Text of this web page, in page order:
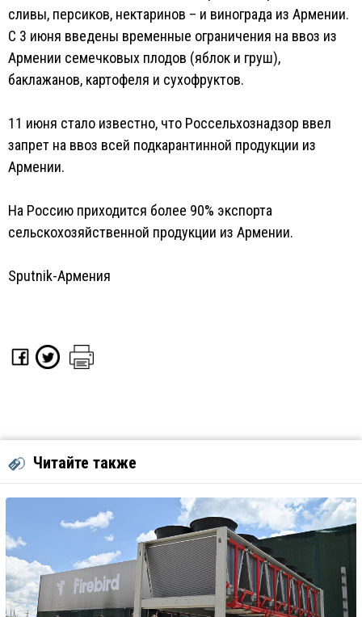
сливы, персиков, нектаринов – и винограда из Армении.
С 3 июня введены временные ограничения на ввоз из
Армении семечковых плодов (яблок и груш),
баклажанов, картофеля и сухофруктов.
11 июня стало известно, что Россельхознадзор ввел
запрет на ввоз всей подкарантинной продукции из
Армении.
На Россию приходится более 90% экспорта
сельскохозяйственной продукции из Армении.
Sputnik-Армения
Читайте также